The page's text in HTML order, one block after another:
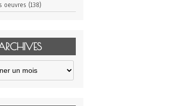
oeuvres(138)